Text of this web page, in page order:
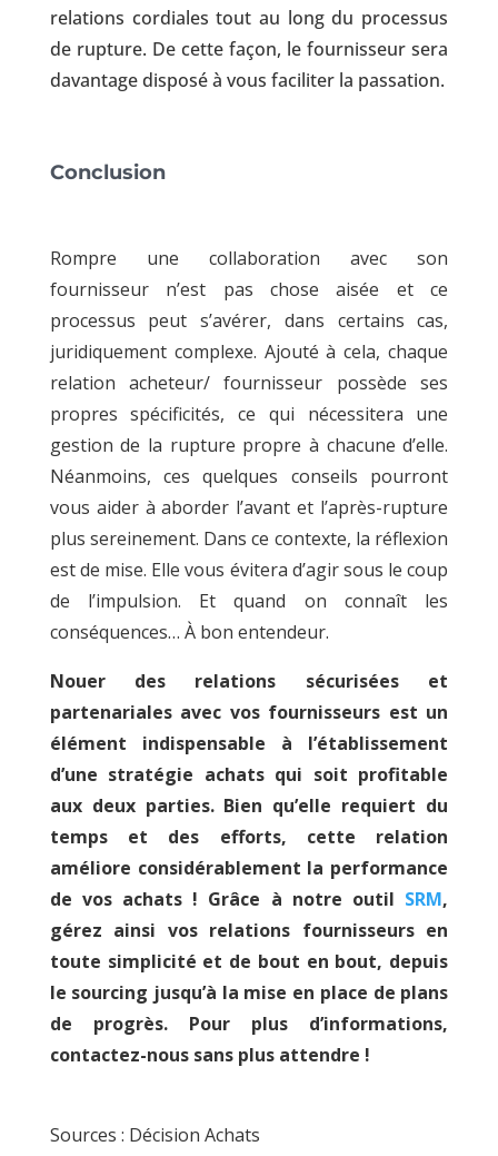
relations cordiales tout au long du processus
de rupture. De cette façon, le fournisseur sera
davantage disposé à vous faciliter la passation.
Conclusion
Rompre une collaboration avec son
fournisseur n’est pas chose aisée et ce
processus peut s’avérer, dans certains cas,
juridiquement complexe. Ajouté à cela, chaque
relation acheteur/ fournisseur possède ses
propres spécificités, ce qui nécessitera une
gestion de la rupture propre à chacune d’elle.
Néanmoins, ces quelques conseils pourront
vous aider à aborder l’avant et l’après-rupture
plus sereinement. Dans ce contexte, la réflexion
est de mise. Elle vous évitera d’agir sous le coup
de l’impulsion. Et quand on connaît les
conséquences… À bon entendeur.
Nouer des relations sécurisées et
partenariales avec vos fournisseurs est un
élément indispensable à l’établissement
d’une stratégie achats qui soit profitable
aux deux parties. Bien qu’elle requiert du
temps et des efforts, cette relation
améliore considérablement la performance
de vos achats ! Grâce à notre outil SRM,
gérez ainsi vos relations fournisseurs en
toute simplicité et de bout en bout, depuis
le sourcing jusqu’à la mise en place de plans
de progrès. Pour plus d’informations,
contactez-nous sans plus attendre !
Sources : Décision Achats